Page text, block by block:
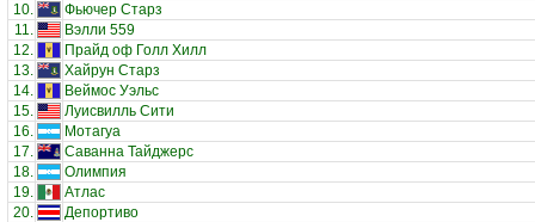
10.
Фьючер Старз
11.
Вэлли 559
12.
Прайд оф Голл Хилл
13.
Хайрун Старз
14.
Веймос Уэльс
15.
Луисвилль Сити
16.
Мотагуа
17.
Саванна Тайджерс
18.
Олимпия
19.
Атлас
20.
Депортиво